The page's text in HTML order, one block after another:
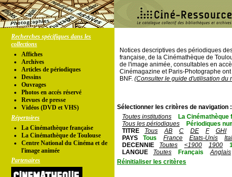
Recherches spécifiques dans les
collections
Affiches
Archives
Articles de périodiques
Dessins
Ouvrages
Photos en accés réservé
Revues de presse
Vidéos (DVD et VHS)
Répertoires
La Cinémathèque française
La Cinémathèque de Toulouse
Centre National du Cinéma et de
l'image animée
Partenaires
Notices descriptives des périodiques
française, de la Cinémathèque de
de l'image animée, consultables en
Cinémagazine et Paris-Photographe
BNF. (Consulter le guide d'utilisation du
Sélectionner les critères de navigation :
Toutes institutions
La Cinémathèque
Tous les périodiques
Périodiques
TITRE
Tous AB C DE F GHI
PAYS
Tous France Etats-Unis
DECENNIE
Toutes <1900 1900
LANGUE
Toutes Français Anglais
Réinitialiser les critères